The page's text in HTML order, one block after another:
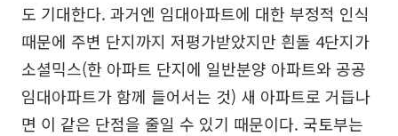
도 기대한다. 과거엔 임대아파트에 대한 부정적 인식
때문에 주변 단지까지 저평가받았지만 흰돌 4단지가
소셜믹스(한 아파트 단지에 일반분양 아파트와 공공
임대아파트가 함께 들어서는 것) 새 아파트로 거듭나
면 이 같은 단점을 줄일 수 있기 때문이다. 국토부는